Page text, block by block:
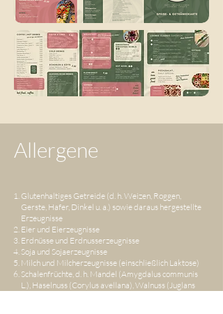
Allergene
Glutenhaltiges Getreide (d. h. Weizen, Roggen,
Gerste, Hafer, Dinkel u. a.) sowie daraus hergestellte
Erzeugnisse
Eier und Eierzeugnisse
Erdnüsse und Erdnusserzeugnisse
Soja und Sojaerzeugnisse
Milch und Milcherzeugnisse (einschließlich Laktose)
Schalenfrüchte, d. h. Mandel (Amygdalus communis
L.), Haselnuss (Corylus avellana), Walnuss (Juglans